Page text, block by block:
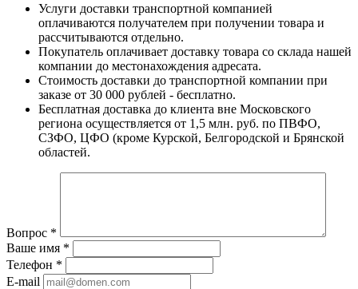
Услуги доставки транспортной компанией
оплачиваются получателем при получении товара и
рассчитываются отдельно.
Покупатель оплачивает доставку товара со склада нашей
компании до местонахождения адресата.
Стоимость доставки до транспортной компании при
заказе от 30 000 рублей - бесплатно.
Бесплатная доставка до клиента вне Московского
региона осуществляется от 1,5 млн. руб. по ПВФО,
СЗФО, ЦФО (кроме Курской, Белгородской и Брянской
областей.
Вопрос *
Ваше имя *
Телефон *
E-mail